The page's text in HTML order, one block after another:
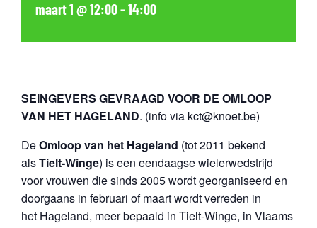
maart 1 @ 12:00-14:00
SEINGEVERS GEVRAAGD VOOR DE OMLOOP
VAN HET HAGELAND. (info via kct@knoet.be)
DeOmloop van het Hageland (tot 2011 bekend
alsTielt-Winge) is een eendaagse wielerwedstrijd
voor vrouwen die sinds 2005 wordt georganiseerd en
doorgaans in februari of maart wordt verreden in
het Hageland, meer bepaald in Tielt-Winge, in Vlaams